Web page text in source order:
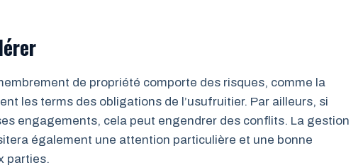
de propriété comporte des risques, comme la
les terms des obligations de l’usufruitier. Par ailleurs, si
engagements, cela peut engendrer des conflits. La gestion
également une attention particulière et une bonne
parties.